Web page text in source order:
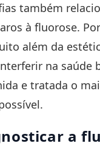
também
à fluorose.
além da
na saúde
e tratada o
a